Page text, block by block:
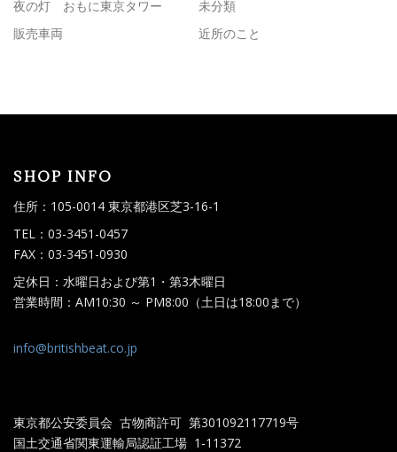
夜の灯 おもに東京タワー
未分類
販売車両
近所のこと
SHOP INFO
住所：105-0014 東京都港区芝3-16-1
TEL：03-3451-0457
FAX：03-3451-0930
定休日：水曜日および第1・第3木曜日
営業時間：AM10:30 ～ PM8:00（土日は18:00まで）
info@britishbeat.co.jp
東京都公安委員会 古物商許可 第301092117719号
国土交通省関東運輸局認証工場 1-11372